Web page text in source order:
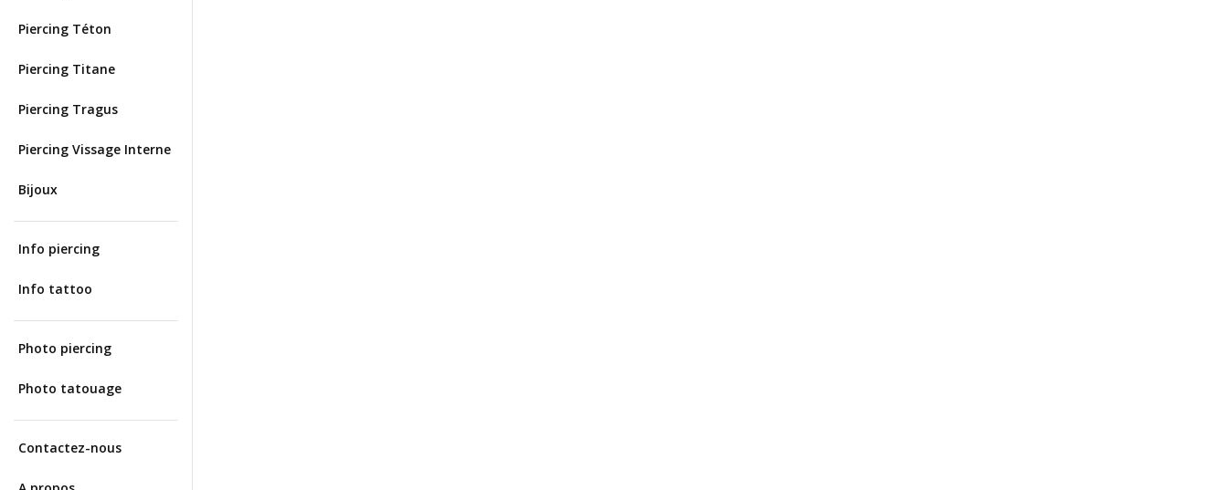
Piercing Téton
Piercing Titane
Piercing Tragus
Piercing Vissage Interne
Bijoux
Info piercing
Info tattoo
Photo piercing
Photo tatouage
Contactez-nous